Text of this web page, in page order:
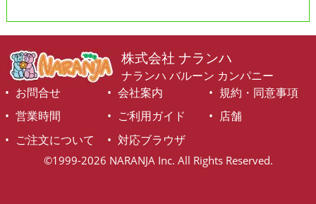
株式会社 ナランハ
ナランハ バルーン カンパニー
お問合せ
会社案内
規約・同意事項
営業時間
ご利用ガイド
店舗
ご注文について
対応ブラウザ
©1999-2026 NARANJA Inc. All Rights Reserved.